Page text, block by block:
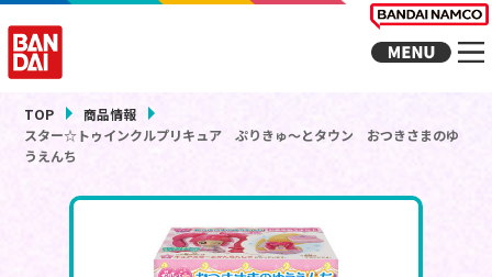
TOP
商品情報
スター☆トゥインクルプリキュア ぷりきゅ～とタウン おつきさまのゆ
うえんち